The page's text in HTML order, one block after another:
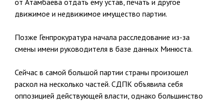
от Атамбаева отдать ему устав, печать и другое
движимое и недвижимое имущество партии.
Позже Генпрокуратура начала расследование из-за
смены имени руководителя в базе данных Минюста.
Сейчас в самой большой партии страны произошел
раскол на несколько частей. СДПК объявила себя
оппозицией действующей власти, однако большинство